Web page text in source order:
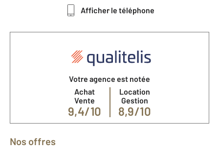
Afficher le téléphone
Votre agence est notée
Achat
Vente
9,4/10
Location
Gestion
8,9/10
Nos offres